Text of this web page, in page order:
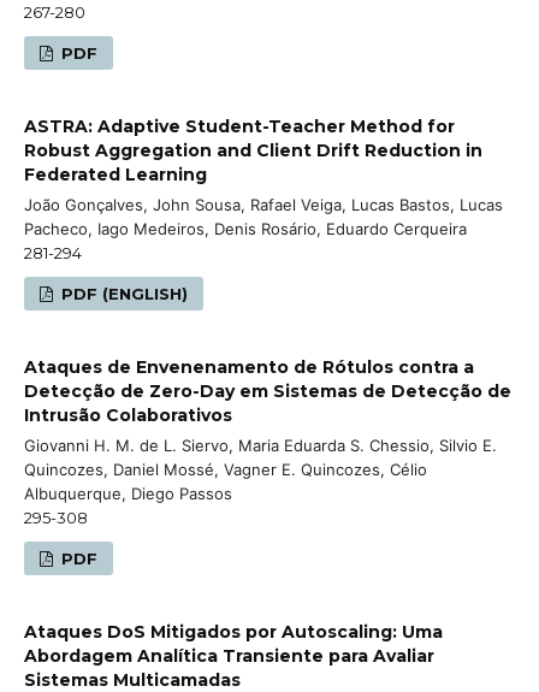
267-280
PDF
ASTRA: Adaptive Student-Teacher Method for
Robust Aggregation and Client Drift Reduction in
Federated Learning
João Gonçalves, John Sousa, Rafael Veiga, Lucas Bastos, Lucas
Pacheco, Iago Medeiros, Denis Rosário, Eduardo Cerqueira
281-294
PDF (ENGLISH)
Ataques de Envenenamento de Rótulos contra a
Detecção de Zero-Day em Sistemas de Detecção de
Intrusão Colaborativos
Giovanni H. M. de L. Siervo, Maria Eduarda S. Chessio, Silvio E.
Quincozes, Daniel Mossé, Vagner E. Quincozes, Célio
Albuquerque, Diego Passos
295-308
PDF
Ataques DoS Mitigados por Autoscaling: Uma
Abordagem Analítica Transiente para Avaliar
Sistemas Multicamadas